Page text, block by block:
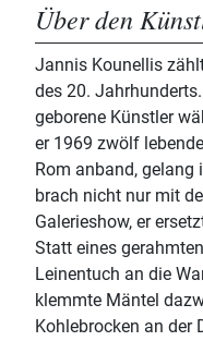
Über den
Jannis Kounellis
des 20.
geborene Künstler
er 1969 zwölf
Rom anband,
brach nicht nur mit
Galerieshow, er
Statt eines
Leinentuch an die
klemmte Mäntel
Kohlebrocken an der